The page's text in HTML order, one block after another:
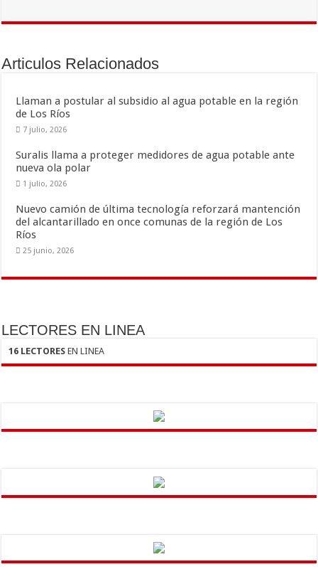
o
k
ar
r
Articulos Relacionados
Llaman a postular al subsidio al agua potable en la región
de Los Ríos
7 julio, 2026
Suralis llama a proteger medidores de agua potable ante
nueva ola polar
1 julio, 2026
Nuevo camión de última tecnología reforzará mantención
del alcantarillado en once comunas de la región de Los
Ríos
25 junio, 2026
LECTORES EN LINEA
16 LECTORES EN LINEA